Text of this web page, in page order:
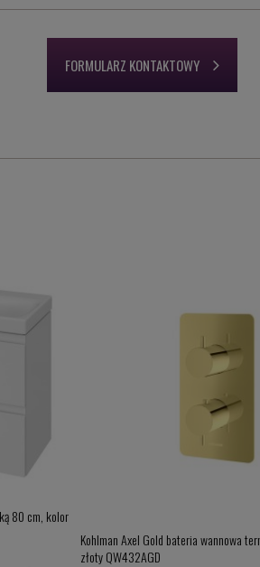
FORMULARZ KONTAKTOWY
80 cm, kolor
Kohlman Axel Gold bateria wannowa
złoty QW432AGD